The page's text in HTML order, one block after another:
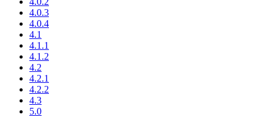
4.0.3
4.0.4
4.1
4.1.1
4.1.2
4.2
4.2.1
4.2.2
4.3
5.0